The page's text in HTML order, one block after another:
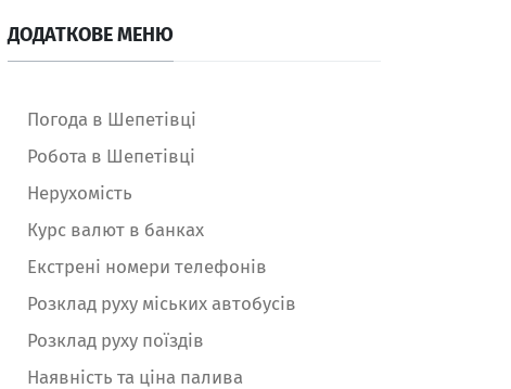
ДОДАТКОВЕ МЕНЮ
Погода в Шепетівці
Робота в Шепетівці
Нерухомість
Курс валют в банках
Екстрені номери телефонів
Розклад руху міських автобусів
Розклад руху поїздів
Наявність та ціна палива